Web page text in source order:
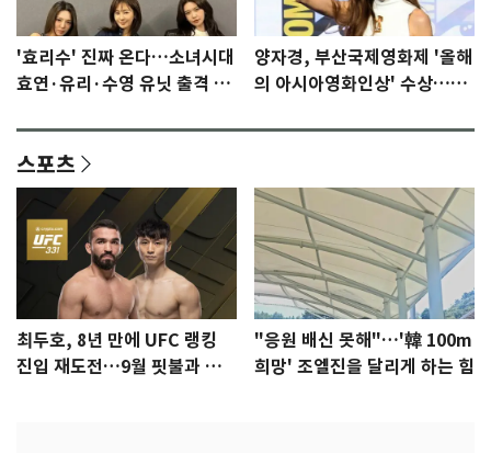
'효리수' 진짜 온다…소녀시대
효연·유리·수영 유닛 출격 [N
양자경, 부산국제영화제 '올해
의 아시아영화인상' 수상…15
스포츠
최두호, 8년 만에 UFC 랭킹
진입 재도전…9월 핏불과 대
"응원 배신 못해"…'韓 100m
희망' 조엘진을 달리게 하는 힘